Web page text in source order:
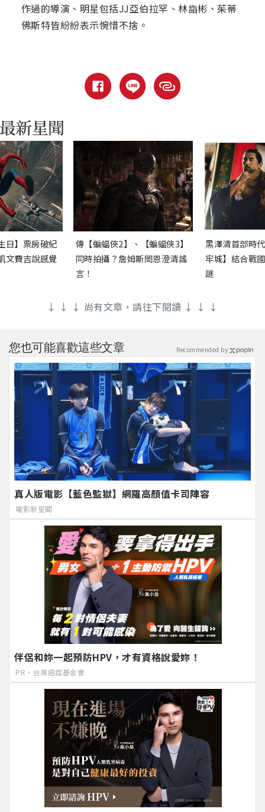
作過的導演、明星包括JJ亞伯拉罕、林詣彬、茱蒂
佛斯特皆紛紛表示惋惜不捨。
日】票房破紀
文費吉說感覺
傳【蝙蝠俠2】、【蝙蝠俠3】
同時拍攝？詹姆斯岡恩澄清謠
言！
黑澤清首部時
牢城】結合戰
謎
↓ ↓ ↓ 尚有文章，請往下閱讀 ↓ ↓ ↓
您也可能喜歡這些文章
真人版電影【藍色監獄】網羅高顏值卡司陣容
電影新星聞
伴侶和妳一起預防HPV，才有資格說愛妳！
PR・台灣癌症基金會
Recommended by